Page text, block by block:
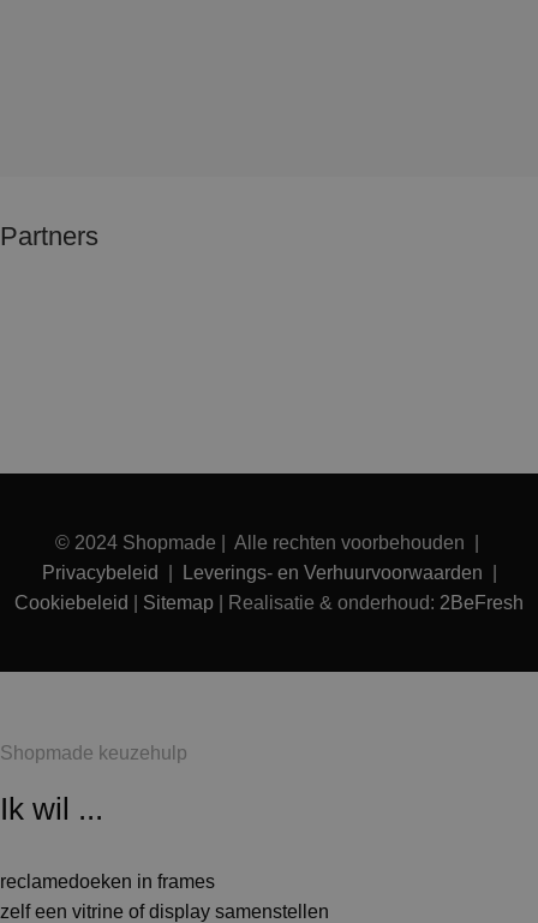
Partners
© 2024 Shopmade | Alle rechten voorbehouden |
Privacybeleid
Leverings- en Verhuurvoorwaarden
Cookiebeleid
Sitemap | Realisatie & onderhoud: 2BeFresh
Shopmade keuzehulp
Ik wil ...
reclamedoeken in frames
zelf een vitrine of display samenstellen